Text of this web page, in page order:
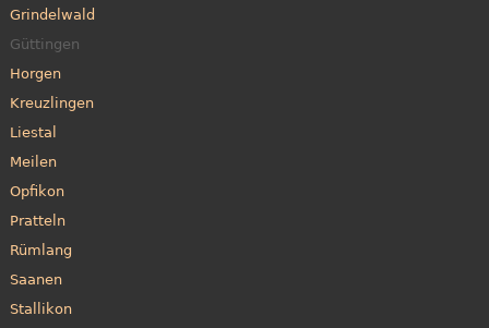
Grindelwald
Güttingen
Horgen
Kreuzlingen
Liestal
Meilen
Opfikon
Pratteln
Rümlang
Saanen
Stallikon